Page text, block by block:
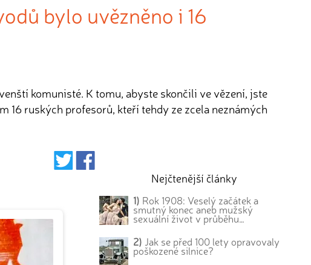
bylo uvězněno i 16
komunisté. K tomu, abyste skončili ve vězení, jste
ruských profesorů, kteří tehdy ze zcela neznámých
Nejčtenější články
1) Rok 1908: Veselý začátek a
smutný konec aneb mužský
sexuální život v průběhu…
2) Jak se před 100 lety opravovaly
poškozené silnice?